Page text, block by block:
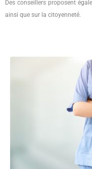
Des conseillers proposent
ainsi que sur la citoyenneté.